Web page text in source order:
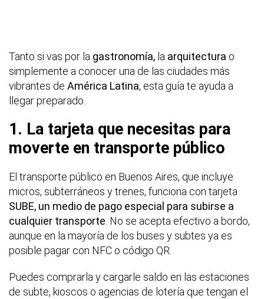
Tanto si vas por la gastronomía, la arquitectura o
simplemente a conocer una de las ciudades más
vibrantes de América Latina, esta guía te ayuda a
llegar preparado.
1. La tarjeta que necesitas para
moverte en transporte público
El transporte público en Buenos Aires, que incluye
micros, subterráneos y trenes, funciona con tarjeta
SUBE, un medio de pago especial para subirse a
cualquier transporte . No se acepta efectivo a bordo,
aunque en la mayoría de los buses y subtes ya es
posible pagar con NFC o código QR.
Puedes comprarla y cargarle saldo en las estaciones
de subte, kioscos o agencias de lotería que tengan el